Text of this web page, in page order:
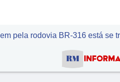
pela rodovia BR-316 está se